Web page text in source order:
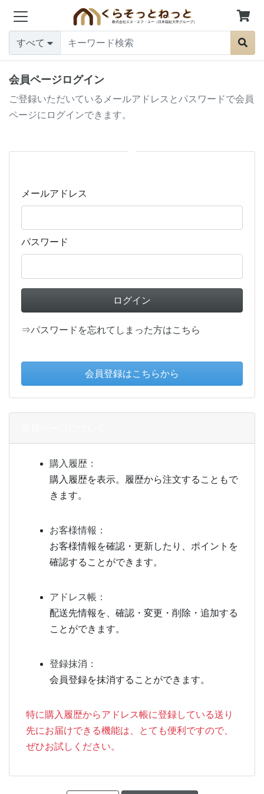
すべて
会員ページログイン
ご登録いただいているメールアドレスとパスワードで会員
ページにログインできます。
メールアドレス
パスワード
⇒パスワードを忘れてしまった方はこちら
購入履歴：
購入履歴を表示。履歴から注文することもで
きます。
お客様情報：
お客様情報を確認・更新したり、ポイントを
確認することができます。
アドレス帳：
配送先情報を、確認・変更・削除・追加する
ことができます。
登録抹消：
会員登録を抹消することができます。
特に購入履歴からアドレス帳に登録している送り
先にお届けできる機能は、とても便利ですので、
ぜひお試しください。